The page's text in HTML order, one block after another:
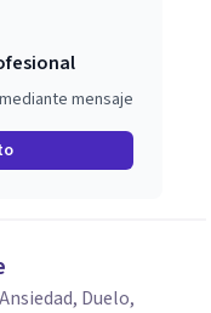
mensaje
Duelo,